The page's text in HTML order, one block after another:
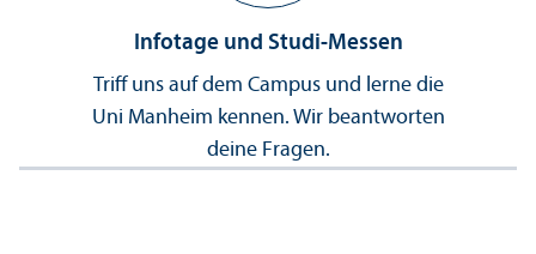
Infotage und Studi-Messen
Triff uns auf dem Campus und lerne die
Uni Manheim kennen. Wir beantworten
deine Fragen.